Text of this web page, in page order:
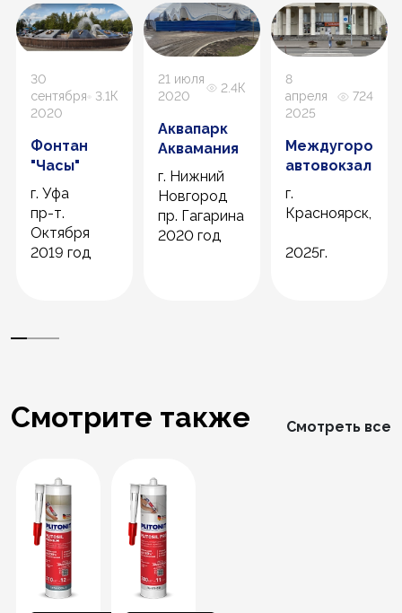
30
сентября
2020
3.1К
Фонтан
"Часы"
г. Уфа
пр-т.
Октября
2019 год
21 июля
2020
2.4К
Аквапарк
Аквамания
г. Нижний
Новгород
пр. Гагарина
2020 год
8
апреля
2025
724
автовокзал
г.
Красноярск,
2025г.
Смотрите также Смотреть все